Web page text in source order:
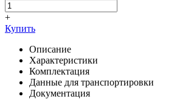
+
Купить
Описание
Характеристики
Комплектация
Данные для транспортировки
Документация